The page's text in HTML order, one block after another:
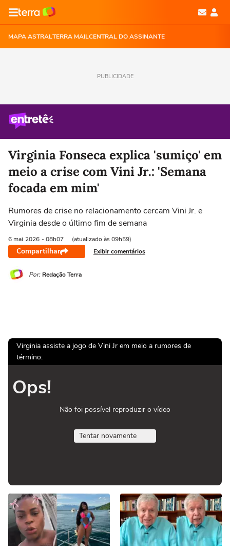
MAPA ASTRALTERRA MAILCENTRAL DO ASSINANTE
PUBLICIDADE
Virginia Fonseca explica 'sumiço' em
meio a crise com Vini Jr.: 'Semana
focada em mim'
Rumores de crise no relacionamento cercam Vini Jr. e
Virginia desde o último fim de semana
6 mai 2026 - 08h07 (atualizado às 09h59)
Compartilhar Exibir comentários
Por: Redação Terra
Virginia assiste a jogo de Vini Jr em meio a rumores de
término:
Ops!
Não foi possível reproduzir o vídeo
Tentar novamente